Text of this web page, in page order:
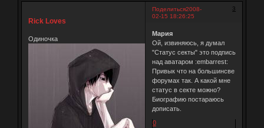
Поделиться 3
2008-
02-15 18:26:25
Rick Loves
Одиночка
Мария
Ой, извиняюсь, я думал
"Статус секты" это подпись
над аватаром :embarrest:
Привык что на большинсве
форумах так. А какой мне
статус в секте можно?
Биографию постараюсь
дописать.
0